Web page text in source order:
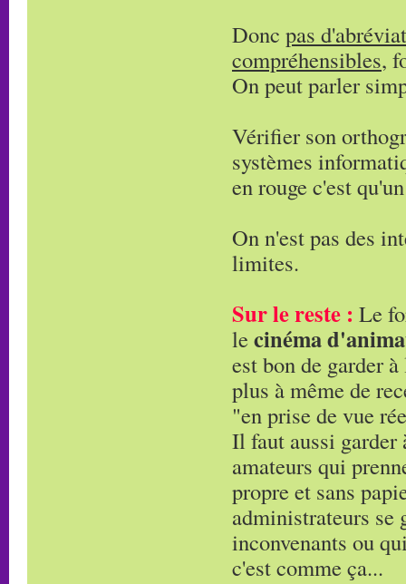
Donc pas
compréhensibles,
On peut parler
Vérifier son
systèmes
en rouge c'est
On n'est pas des
limites.
Sur le reste : Le
le cinéma
est bon de garder
plus à même de
"en prise de vue
Il faut aussi garder
amateurs qui
propre et sans
administrateurs se
inconvenants ou
c'est comme ça...